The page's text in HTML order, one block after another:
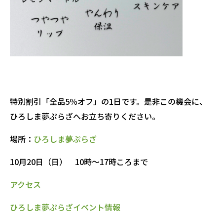
特別割引「全品5％オフ」の1日です。是非この機会に、
ひろしま夢ぷらざへお立ち寄りください。
場所： ひろしま夢ぷらざ
10月20日（日） 10時～17時ころまで
アクセス
ひろしま夢ぷらざイベント情報